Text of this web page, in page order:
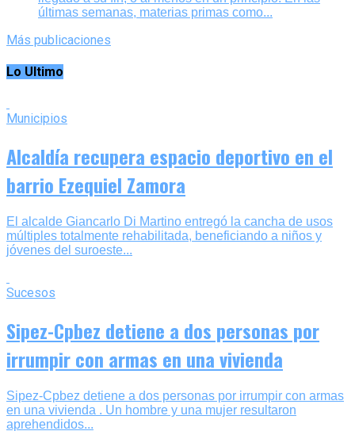
últimas semanas, materias primas como...
Más publicaciones
Lo Ultimo
Municipios
Alcaldía recupera espacio deportivo en el
barrio Ezequiel Zamora
‎El alcalde Giancarlo Di Martino entregó la cancha de usos
múltiples totalmente rehabilitada, beneficiando a niños y
jóvenes del suroeste...
Sucesos
Sipez-Cpbez detiene a dos personas por
irrumpir con armas en una vivienda
Sipez-Cpbez detiene a dos personas por irrumpir con armas
en una vivienda . Un hombre y una mujer resultaron
aprehendidos...